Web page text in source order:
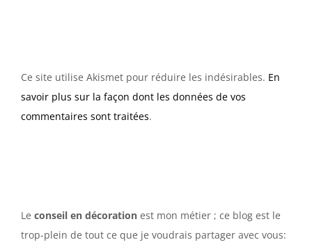
Ce site utilise Akismet pour réduire les indésirables. En
savoir plus sur la façon dont les données de vos
commentaires sont traitées.
Le conseil en décoration est mon métier ; ce blog est le
trop-plein de tout ce que je voudrais partager avec vous: